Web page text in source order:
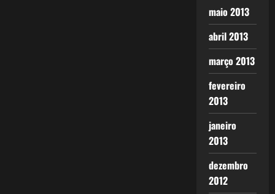
maio 2013
abril 2013
março 2013
fevereiro
2013
janeiro
2013
dezembro
2012